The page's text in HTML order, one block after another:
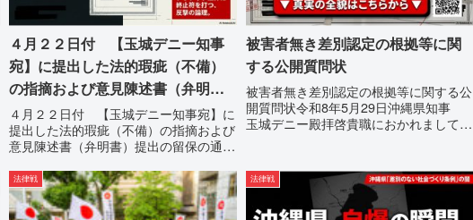
４月２２日付 【玉城デニー知事
宛】に提出した法的瑕疵（不備）
の指摘および意見陳述書（弁明
書）提出の留保の通告
４月２２日付 【玉城デニー知事宛】に
提出した法的瑕疵（不備）の指摘および
意見陳述書（弁明書）提出の留保の通告
法状態の指摘と意見陳述（弁明）留保の
通告を行いました。沖縄県は、この時
は、違法を認めて軌道修正す...
被害者無き差別認定の根拠等に関
する公開質問状
被害者無き差別認定の根拠等に関する公
開質問状令和8年5月29日沖縄県知事
玉城デニー殿拝啓貴職におかれまして
（弁明）を行うにあたり、沖縄県行政手
続条例第28条で定められた...
法律戦 法律戦